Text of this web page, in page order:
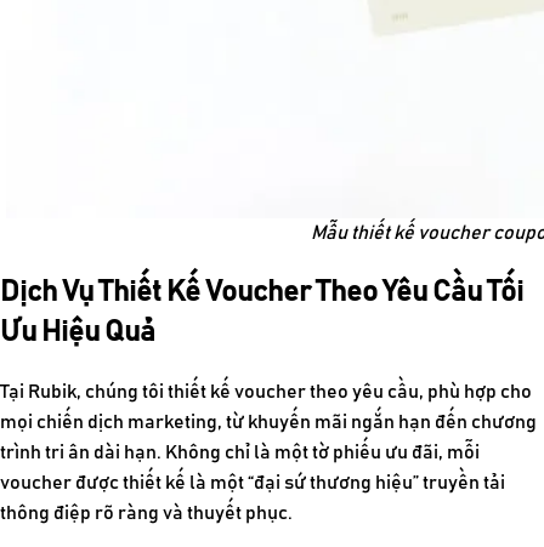
Mẫu thiết kế voucher
Dịch Vụ Thiết Kế Voucher Theo Yêu Cầu Tối
Ưu Hiệu Quả
Tại Rubik, chúng tôi thiết kế voucher theo yêu cầu, phù hợp cho
mọi chiến dịch marketing, từ khuyến mãi ngắn hạn đến chương
trình tri ân dài hạn. Không chỉ là một tờ phiếu ưu đãi, mỗi
voucher được thiết kế là một “đại sứ thương hiệu” truyền tải
thông điệp rõ ràng và thuyết phục.